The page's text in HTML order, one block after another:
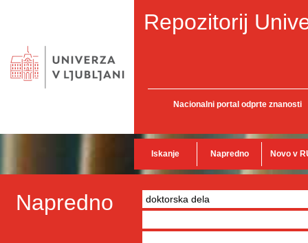
Repozitorij
Nacionalni portal odprte znanosti
Iskanje Napredno Novo v
Napredno